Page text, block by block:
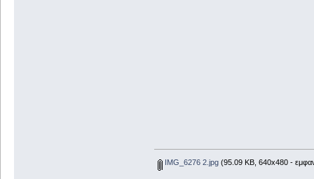
IMG_6276 2.jpg(95.09 KB, 640x480 -